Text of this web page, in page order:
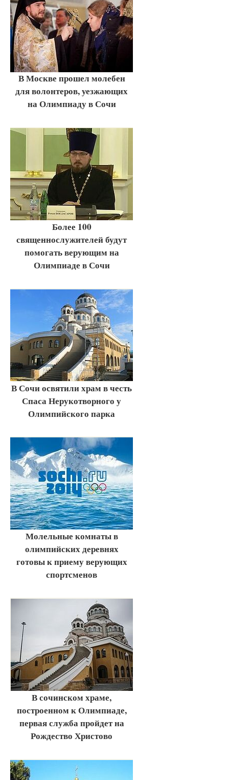
В Москве прошел молебен
для волонтеров, уезжающих
на Олимпиаду в Сочи
Более 100
священнослужителей будут
помогать верующим на
Олимпиаде в Сочи
В Сочи освятили храм в честь
Спаса Нерукотворного у
Олимпийского парка
Молельные комнаты в
олимпийских деревнях
готовы к приему верующих
спортсменов
В сочинском храме,
построенном к Олимпиаде,
первая служба пройдет на
Рождество Христово